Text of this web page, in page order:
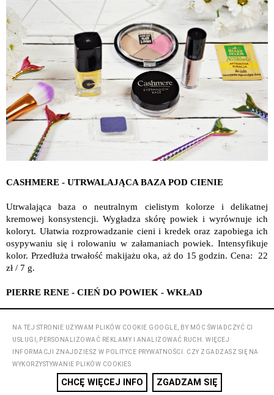
CASHMERE - UTRWALAJĄCA BAZA POD CIENIE
Utrwalająca baza o neutralnym cielistym kolorze i delikatnej
kremowej konsystencji. Wygładza skórę powiek i wyrównuje ich
koloryt. Ułatwia rozprowadzanie cieni i kredek oraz zapobiega ich
osypywaniu się i rolowaniu w załamaniach powiek. Intensyfikuje
kolor. Przedłuża trwałość makijażu oka, aż do 15 godzin. Cena: 22
zł / 7 g.
PIERRE RENE - CIEŃ DO POWIEK - WKŁAD
gwarantujący personalizowany dobór odcieni do typu urody oraz
rodzaju makijażu. Mix 5 kolorów. Cena: 6,99 zl / szt.
SHINYBOX - FACE CHART
"Face Chart" to inaczej szkic makijażu. Wielu wizażystów często z
NA TEJ STRONIE UŻYWAM PLIKÓW COOKIE GOOGLE, BY MÓC ŚWIADCZYĆ CI
USŁUGI, PERSONALIZOWAĆ REKLAMY I ANALIZOWAĆ RUCH. WIĘCEJ
INFORMACJI ZNAJDZIESZ W POLITYCE PRYWATNOŚCI. CZY ZGADZASZ SIĘ NA
WYKORZYSTYWANIE PLIKÓW COOKIES
CHCĘ WIĘCEJ INFO ZGADZAM SIĘ